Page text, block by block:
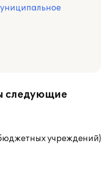
следующие
учреждений)